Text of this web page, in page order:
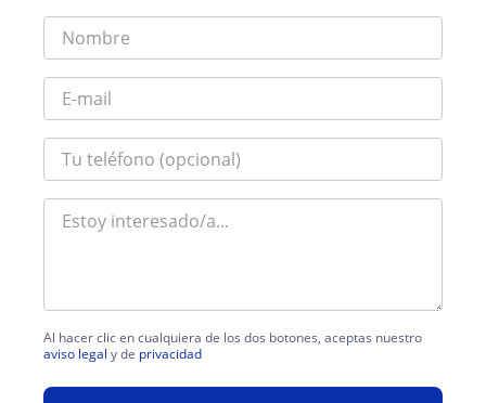
Al hacer clic en cualquiera de los dos botones, aceptas nuestro
aviso legal y de privacidad